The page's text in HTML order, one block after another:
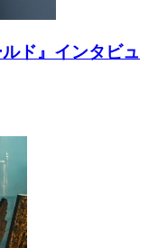
ド』インタビュ